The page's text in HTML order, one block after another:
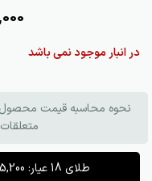
در انبار موجود نمی باشد
نحوه محاسبه قیمت
متعلقات +
طلای 18 عیار: